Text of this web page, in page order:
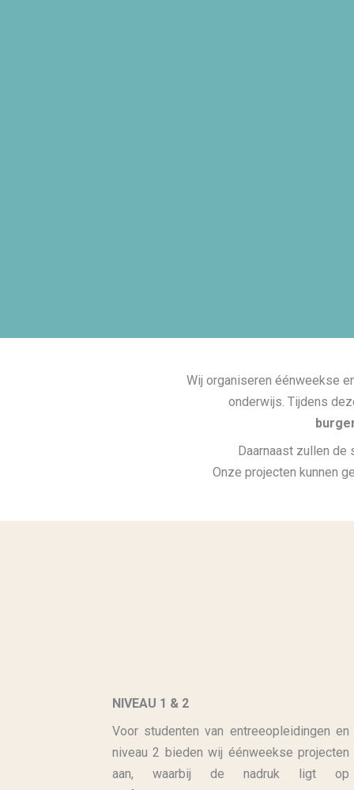
Wij organiseren éénweekse
onderwijs. Tijdens
Daarnaast zullen de
Onze projecten kunnen
NIVEAU 1 & 2
Voor studenten van entreeopleidingen en
niveau 2 bieden wij éénweekse projecten
aan, waarbij de nadruk ligt op